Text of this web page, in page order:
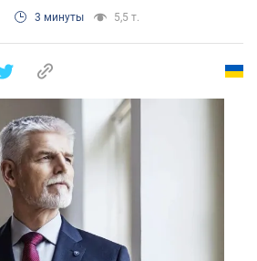
3 минуты 5,5 т.